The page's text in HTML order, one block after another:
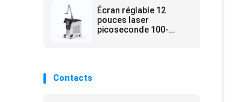
d'énergie
Écran réglable 12
pouces laser
picoseconde 100-
Contacts